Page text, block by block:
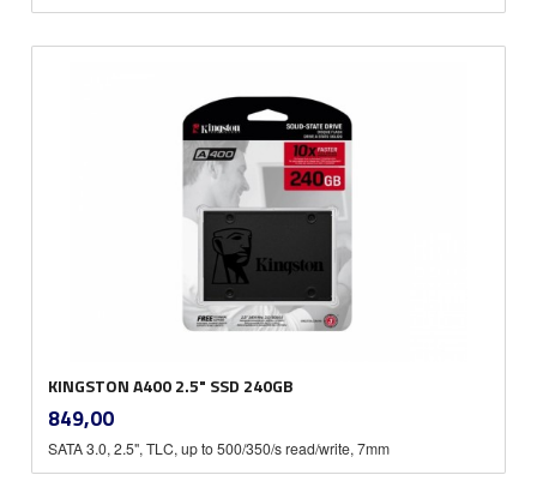
KINGSTON A400 2.5" SSD 240GB
Pris
849,00mva.
SATA 3.0, 2.5", TLC, up to 500/350/s read/write, 7mm